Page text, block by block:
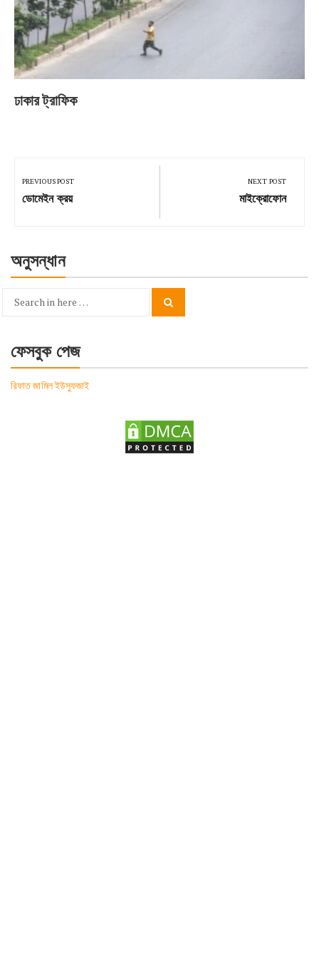
ঢাকার ট্রাফিক
navigation
PREVIOUS POST
Previous
ডোমেইন ক্রয়
NEXT POST
Next
মাইক্রোফোন
অনুসন্ধান
Search
ফেসবুক পেজ
রিফাত জামিল ইউসুফজাই